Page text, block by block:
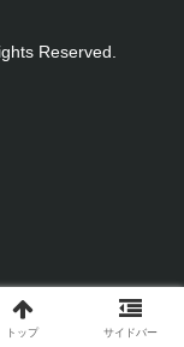
Reserved.
トップ サイドバー